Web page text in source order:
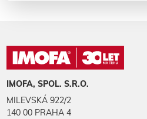
IMOFA, SPOL. S.R.O.
MILEVSKÁ 922/2
140 00 PRAHA 4